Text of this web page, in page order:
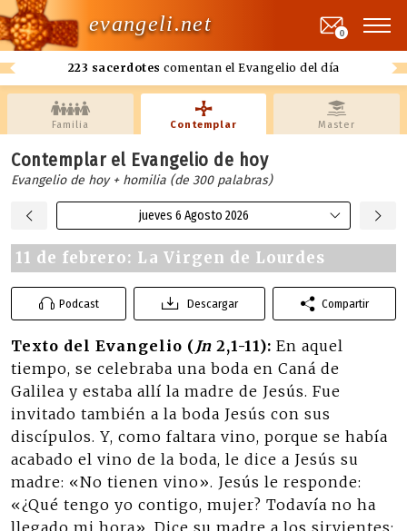
evangeli.net
223 sacerdotes comentan el Evangelio del día
0
Familia Contemplar Master
Contemplar el Evangelio de hoy
Evangelio de hoy + homilia (de 300 palabras)
jueves 6 Agosto 2026
11 de febrero: La Virgen de Lourdes
Podcast Descargar Compartir
Texto del Evangelio ( Jn 2,1-11): En aquel
tiempo, se celebraba una boda en Caná de
Galilea y estaba allí la madre de Jesús. Fue
invitado también a la boda Jesús con sus
discípulos. Y, como faltara vino, porque se había
acabado el vino de la boda, le dice a Jesús su
madre: «No tienen vino». Jesús le responde:
«¿Qué tengo yo contigo, mujer? Todavía no ha
llegado mi hora». Dice su madre a los sirvientes: